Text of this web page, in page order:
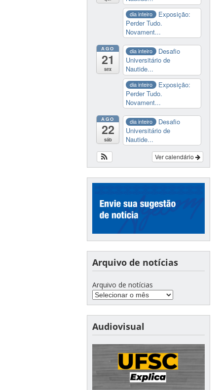
dia inteiro
Exposição:
Perder Tudo.
Novament...
AGO
21
sex
dia inteiro
Desafio
Universitário de
Nautide...
dia inteiro
Exposição:
Perder Tudo.
Novament...
AGO
22
sáb
dia inteiro
Desafio
Universitário de
Nautide...
Ver calendário
Arquivo de notícias
Arquivo de notícias
Audiovisual